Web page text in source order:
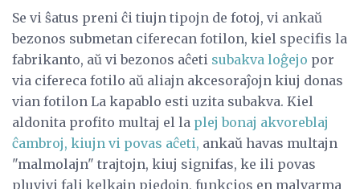
Se vi ŝatus preni ĉi tiujn tipojn de fotoj, vi ankaŭ
bezonos submetan ciferecan fotilon, kiel specifis la
fabrikanto, aŭ vi bezonos aĉeti subakva loĝejo por
via cifereca fotilo aŭ aliajn akcesoraĵojn kiuj donas
vian fotilon La kapablo esti uzita subakva. Kiel
aldonita profito multaj el la plej bonaj akvoreblaj
ĉambroj, kiujn vi povas aĉeti, ankaŭ havas multajn
"malmolajn" trajtojn, kiuj signifas, ke ili povas
pluvivi fali kelkajn piedojn, funkcios en malvarma